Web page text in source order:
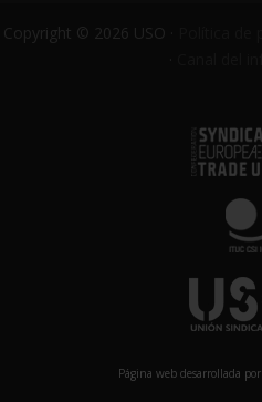
Copyright © 2026 USO ·
Página web desarrollada por